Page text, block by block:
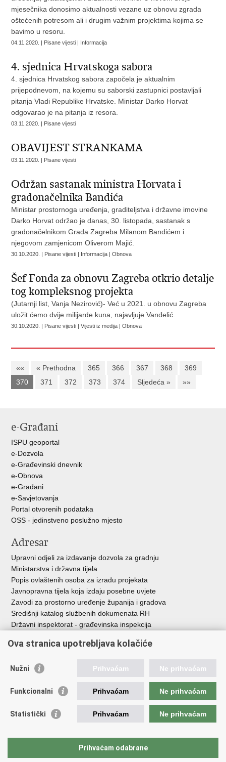
mjesečnika donosimo aktualnosti vezane uz obnovu zgrada
oštećenih potresom ali i drugim važnim projektima kojima se
bavimo u resoru.
04.11.2020. | Pisane vijesti | Informacija
4. sjednica Hrvatskoga sabora
4. sjednica Hrvatskog sabora započela je aktualnim
prijepodnevom, na kojemu su saborski zastupnici postavljali
pitanja Vladi Republike Hrvatske. Ministar Darko Horvat
odgovarao je na pitanja iz resora.
03.11.2020. | Pisane vijesti
OBAVIJEST STRANKAMA
03.11.2020. | Pisane vijesti
Održan sastanak ministra Horvata i
gradonačelnika Bandića
Ministar prostornoga uređenja, graditeljstva i državne imovine
Darko Horvat održao je danas, 30. listopada, sastanak s
gradonačelnikom Grada Zagreba Milanom Bandićem i
njegovom zamjenicom Oliverom Majić.
30.10.2020. | Pisane vijesti | Informacija | Obnova
Šef Fonda za obnovu Zagreba otkrio detalje
tog kompleksnog projekta
(Jutarnji list, Vanja Nezirović)- Već u 2021. u obnovu Zagreba
uložit ćemo dvije milijarde kuna, najavljuje Vanđelić.
30.10.2020. | Pisane vijesti | Vijesti iz medija | Obnova
«« « Prethodna 365 366 367 368
369
370
371 372 373 374 Sljedeća » »»
e-Građani
ISPU geoportal
e-Dozvola
e-Građevinski dnevnik
e-Obnova
e-Građani
e-Savjetovanja
Portal otvorenih podataka
OSS - jedinstveno poslužno mjesto
Adresar
Upravni odjeli za izdavanje dozvola za gradnju
Ministarstva i državna tijela
Popis ovlaštenih osoba za izradu projekata
Javnopravna tijela koja izdaju posebne uvjete
Zavodi za prostorno uređenje županija i gradova
Središnji katalog službenih dokumenata RH
Državni inspektorat - građevinska inspekcija
Vlada Republike Hrvatske
Agencija za pravni promet i posredovanje nekretninama
Fond za zaštitu okoliša i energetsku učinkovitost
Državne nekretnine d.o.o.
Ova stranica upotrebljava kolačiće
Nužni Prihvaćam Ne prihvaćam
Funkcionalni Prihvaćam Ne prihvaćam
Statistički Prihvaćam Ne prihvaćam
Prihvaćam odabrane